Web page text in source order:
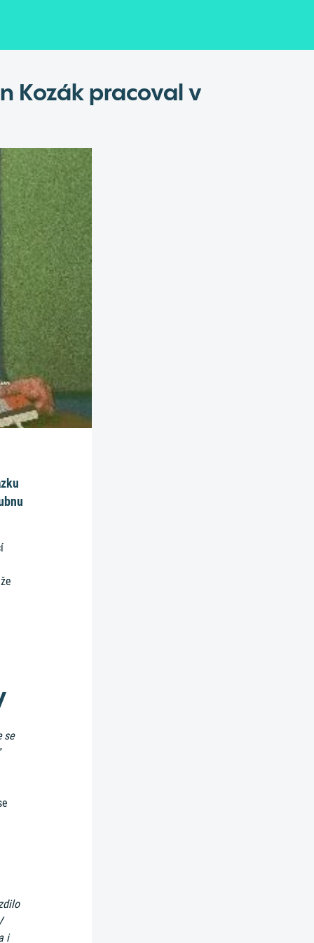
Kozák pracoval v
se
i